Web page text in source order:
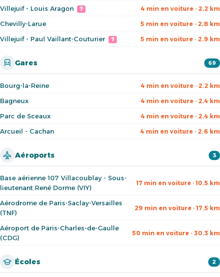
Villejuif - Louis Aragon 7 4 min en voiture · 2.2 km
Chevilly-Larue 5 min en voiture · 2.8 km
Villejuif - Paul Vaillant-Couturier 7 5 min en voiture · 2.9 km
Gares 69
Bourg-la-Reine 4 min en voiture · 2.2 km
Bagneux 4 min en voiture · 2.4 km
Parc de Sceaux 4 min en voiture · 2.4 km
Arcueil - Cachan 4 min en voiture · 2.6 km
Aéroports 3
Base aérienne 107 Villacoublay - Sous-
lieutenant René Dorme (VIY)
17 min en voiture · 10.5 km
Aérodrome de Paris-Saclay-Versailles
(TNF)
29 min en voiture · 17.5 km
Aéroport de Paris-Charles-de-Gaulle
(CDG)
50 min en voiture · 30.3 km
Écoles 2